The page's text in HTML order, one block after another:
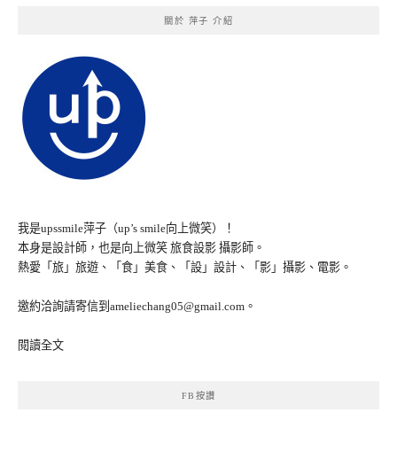
關於 萍子 介紹
我是upssmile萍子（up’s smile向上微笑）！
本身是設計師，也是向上微笑 旅食設影 攝影師。
熱愛「旅」旅遊、「食」美食、「設」設計、「影」攝影、電影。
邀約洽詢請寄信到ameliechang05@gmail.com。
閱讀全文
FB按讚